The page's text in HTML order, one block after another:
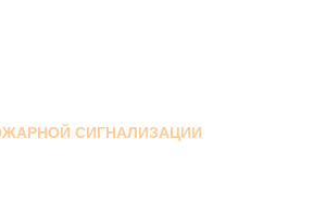
СИГНАЛИЗАЦИИ